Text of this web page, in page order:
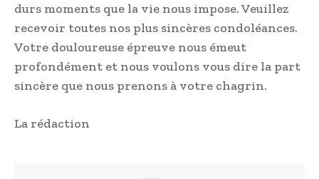
durs moments que la vie nous impose. Veuillez
recevoir toutes nos plus sincères condoléances.
Votre douloureuse épreuve nous émeut
profondément et nous voulons vous dire la part
sincère que nous prenons à votre chagrin.
La rédaction